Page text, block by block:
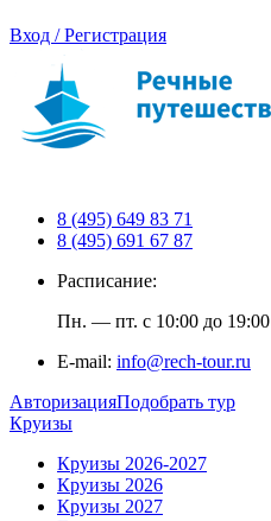
Вход / Регистрация
8 (495) 649 83 71
8 (495) 691 67 87
Расписание:
Пн. — пт. с 10:00 до 19:00
E-mail: info@rech-tour.ru
АвторизацияПодобрать тур
Круизы
Круизы 2026-2027
Круизы 2026
Круизы 2027